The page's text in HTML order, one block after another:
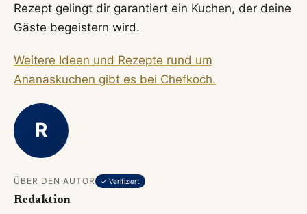
Rezept gelingt dir garantiert ein Kuchen, der deine
Gäste begeistern wird.
Weitere Ideen und Rezepte rund um
Ananaskuchen gibt es bei Chefkoch.
R
ÜBER DEN AUTOR ✓ Verifiziert
Redaktion